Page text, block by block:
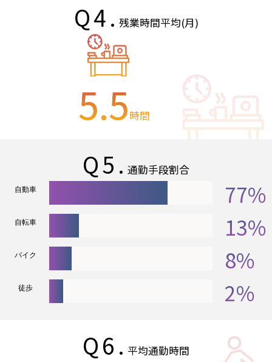
Q4. 残業時間平均(月)
5.5時間
Q5. 通勤手段割合
自動車 77%
自転車 13%
バイク 8%
徒歩 2%
Q6. 平均通勤時間